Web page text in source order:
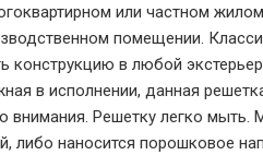
или частном
помещении.
конструкцию в любой
в исполнении, данная
внимания. Решетку легко мыть.
либо наносится порошковое